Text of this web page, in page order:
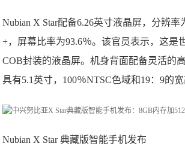
Nubian X Star配备6.26英寸液晶屏，分辨率
+，屏幕比率为93.6％。该官员表示，这是
COB封装的液晶屏。机身背面配备灵活的
具有5.1英寸，100％NTSC色域和19：9的宽
Nubian X Star 典藏版智能手机发布